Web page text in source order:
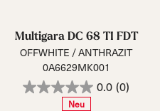
Multigara DC 68 TI FDT
OFFWHITE / ANTHRAZIT
0A6629MK001
0.0 (0)
Neu